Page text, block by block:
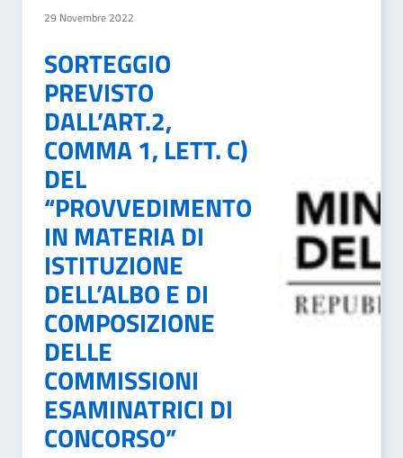
29 Novembre 2022
SORTEGGIO
PREVISTO
DALL’ART.2,
COMMA 1, LETT. C)
DEL
“PROVVEDIMENTO
IN MATERIA DI
ISTITUZIONE
DELL’ALBO E DI
COMPOSIZIONE
DELLE
COMMISSIONI
ESAMINATRICI DI
CONCORSO”